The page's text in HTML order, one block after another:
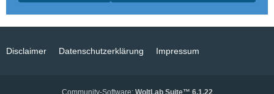
Disclaimer Datenschutzerklärung Impressum
Community-Software: WoltLab Suite™ 6.1.22